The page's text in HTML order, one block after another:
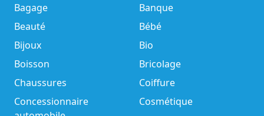
Bagage
Banque
Beauté
Bébé
Bijoux
Bio
Boisson
Bricolage
Chaussures
Coiffure
Concessionnaire
Cosmétique